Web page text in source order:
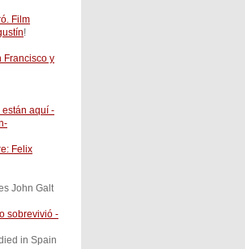
Film
!
Francisco y
están aquí -
Felix
John Galt
sobrevivió -
in Spain